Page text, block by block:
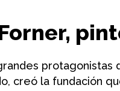
creó la fundación